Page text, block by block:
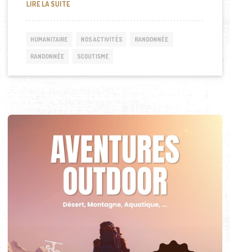
LIRE LA SUITERANDONNÉE SANCTUAIRE DES ANNAPURNAS
HUMANITAIRE NOS ACTIVITÉS RANDONNÉE
RANDONNÉE SCOUTISME